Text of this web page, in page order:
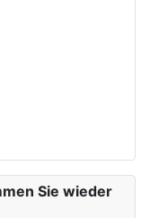
Sie wieder